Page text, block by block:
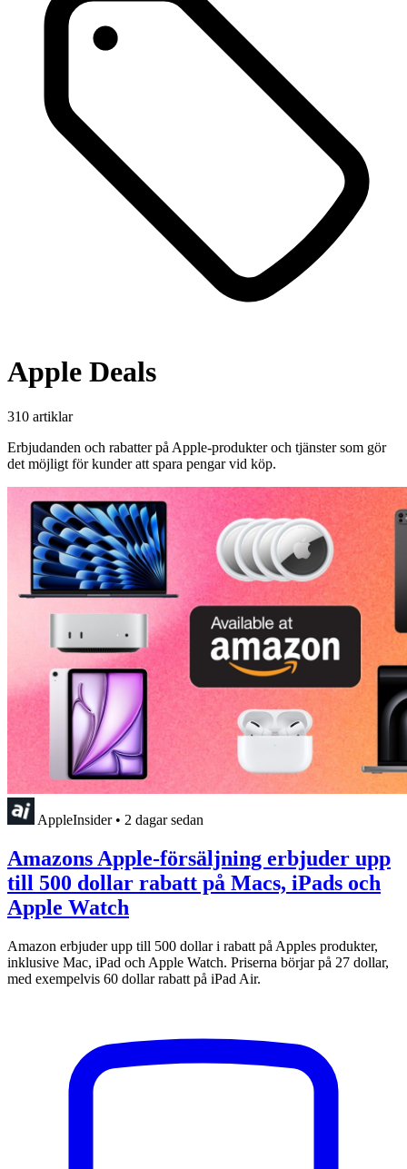
Apple Deals
310 artiklar
Erbjudanden och rabatter på Apple-produkter och tjänster som gör
det möjligt för kunder att spara pengar vid köp.
AppleInsider • 2 dagar sedan
Amazons Apple-försäljning erbjuder upp
till 500 dollar rabatt på Macs, iPads och
Apple Watch
Amazon erbjuder upp till 500 dollar i rabatt på Apples produkter,
inklusive Mac, iPad och Apple Watch. Priserna börjar på 27 dollar,
med exempelvis 60 dollar rabatt på iPad Air.